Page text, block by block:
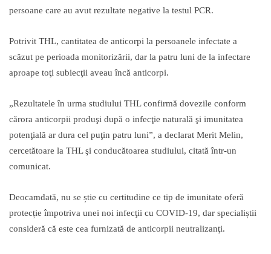
persoane care au avut rezultate negative la testul PCR.
Potrivit THL, cantitatea de anticorpi la persoanele infectate a
scăzut pe perioada monitorizării, dar la patru luni de la infectare
aproape toţi subiecţii aveau încă anticorpi.
„Rezultatele în urma studiului THL confirmă dovezile conform
cărora anticorpii produşi după o infecţie naturală şi imunitatea
potenţială ar dura cel puţin patru luni”, a declarat Merit Melin,
cercetătoare la THL şi conducătoarea studiului, citată într-un
comunicat.
Deocamdată, nu se știe cu certitudine ce tip de imunitate oferă
protecție împotriva unei noi infecţii cu COVID-19, dar specialiștii
consideră că este cea furnizată de anticorpii neutralizanţi.